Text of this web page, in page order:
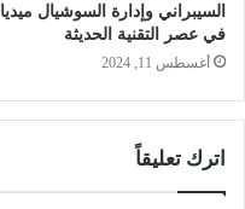
السيبراني وإدارة السوشيال ميديا
في عصر التقنية الحديثة
أغسطس 11, 2024
اترك تعليقاً